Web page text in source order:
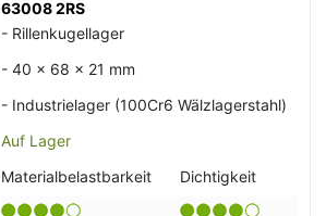
63008 2RS
- Rillenkugellager
- 40 x 68 x 21 mm
- Industrielager (100Cr6 Wälzlagerstahl)
Auf Lager
Materialbelastbarkeit
Dichtigkeit